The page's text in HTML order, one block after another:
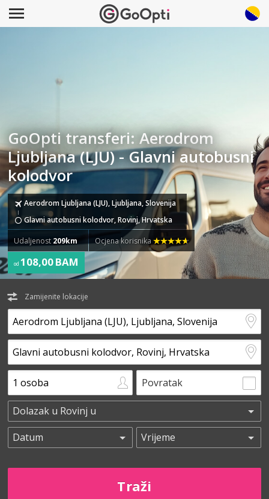
GoOpti transferi: Aerodrom
Ljubljana (LJU) - Glavni autobusni
kolodvor
Aerodrom Ljubljana (LJU), Ljubljana, Slovenija
Glavni autobusni kolodvor, Rovinj, Hrvatska
Udaljenost 209km Ocjena korisnika
od 108,00 BAM
Zamijenite lokacije
Povratak